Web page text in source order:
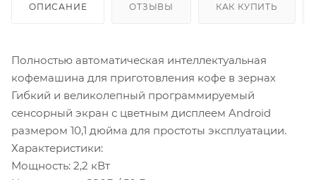
ОПИСАНИЕ ОТЗЫВЫ КАК КУПИТЬ
Полностью автоматическая интеллектуальная
кофемашина для приготовления кофе в зернах
Гибкий и великолепный программируемый
сенсорный экран с цветным дисплеем Android
размером 10,1 дюйма для простоты эксплуатации.
Характеристики:
Мощность: 2,2 кВт